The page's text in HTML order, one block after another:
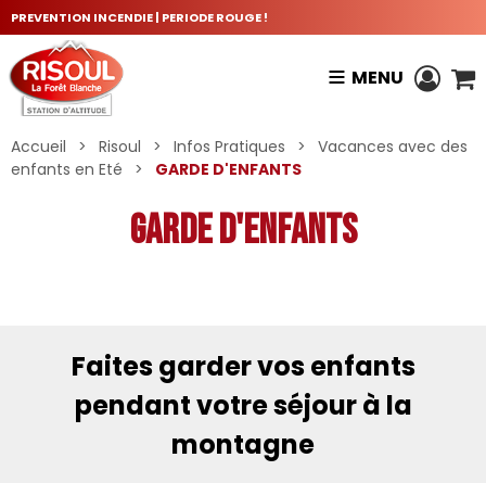
PREVENTION INCENDIE | PERIODE ROUGE !
MENU
Accueil > Risoul > Infos Pratiques >
Vacances avec des
enfants en Eté
> GARDE D'ENFANTS
GARDE D'ENFANTS
Faites garder vos enfants
pendant votre séjour à la
montagne